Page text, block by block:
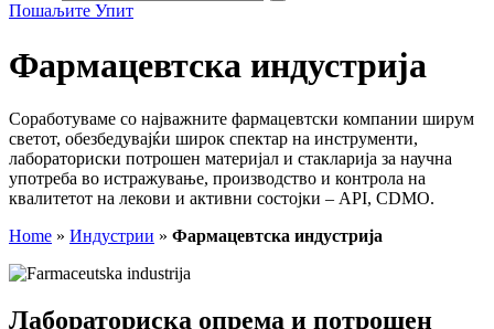
Пошаљите Упит
Фармацевтска индустрија
Соработуваме со најважните фармацевтски компании ширум
светот, обезбедувајќи широк спектар на инструменти,
лабораториски потрошен материјал и стакларија за научна
употреба во истражување, производство и контрола на
квалитетот на лекови и активни состојки – API, CDMO.
Home » Индустрии » Фармацевтска индустрија
Лабораториска опрема и потрошен